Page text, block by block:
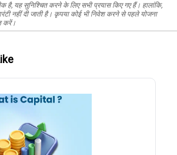
है, यह सुनिश्चित करने के लिए सभी प्रयास किए गए हैं। हालांकि,
नहीं दी जाती है। कृपया कोई भी निवेश करने से पहले योजना
करें।